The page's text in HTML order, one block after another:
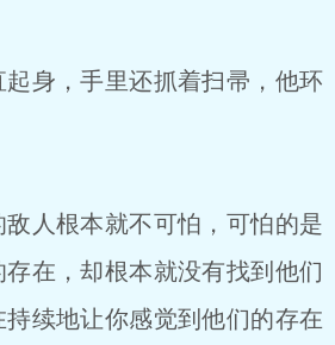
身，手里还抓着扫帚，他环
人根本就不可怕，可怕的是
在，却根本就没有找到他们
续地让你感觉到他们的存在